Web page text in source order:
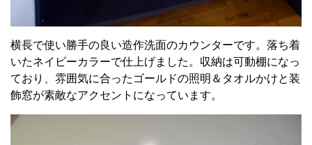
横長で使い勝手の良い造作洗面のカウンターです。落ち着
いたネイビーカラーで仕上げました。収納は可動棚になっ
ており、雰囲気に合ったゴールドの照明＆タオルかけと装
飾窓が素敵なアクセントになっています。